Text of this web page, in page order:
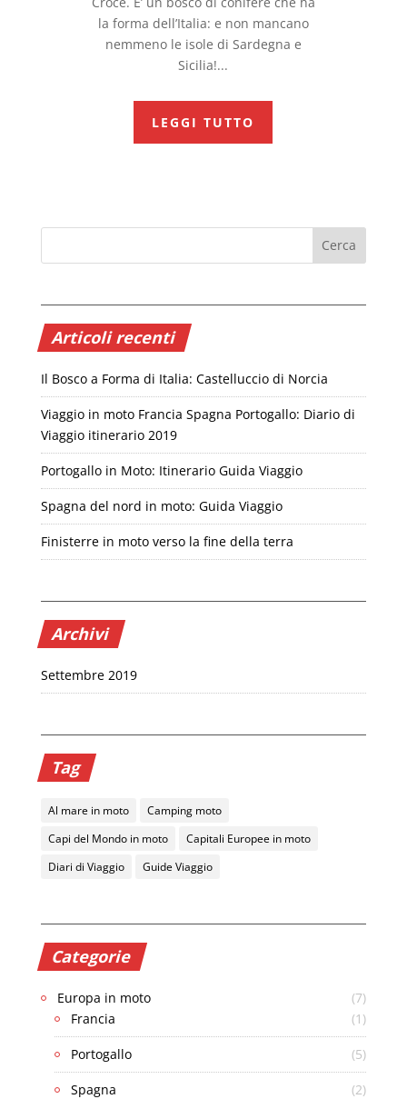
la forma dell’Italia: e non mancano
nemmeno le isole di Sardegna e
Sicilia!...
LEGGI TUTTO
Articoli recenti
Il Bosco a Forma di Italia: Castelluccio di Norcia
Viaggio in moto Francia Spagna Portogallo: Diario di
Viaggio itinerario 2019
Portogallo in Moto: Itinerario Guida Viaggio
Spagna del nord in moto: Guida Viaggio
Finisterre in moto verso la fine della terra
Archivi
Settembre 2019
Tag
Al mare in moto
Camping moto
Capi del Mondo in moto
Capitali Europee in moto
Diari di Viaggio
Guide Viaggio
Categorie
Europa in moto
(7)
Francia
(1)
Portogallo (5)
Spagna (2)